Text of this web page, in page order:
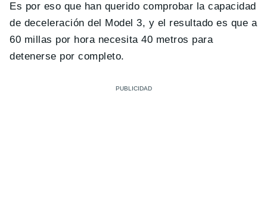
Es por eso que han querido comprobar la capacidad
de deceleración del Model 3, y el resultado es que a
60 millas por hora necesita 40 metros para
detenerse por completo.